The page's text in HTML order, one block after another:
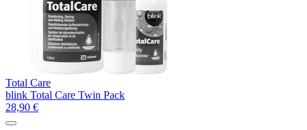
Total Care
blink Total Care Twin Pack
28,90 €